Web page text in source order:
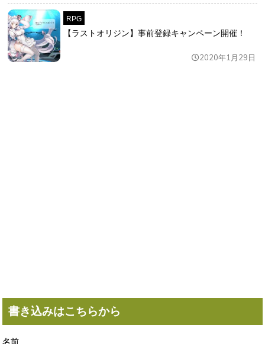
RPG
【ラストオリジン】事前登録キャンペーン開催！
2020年1月29日
書き込みはこちらから
名前